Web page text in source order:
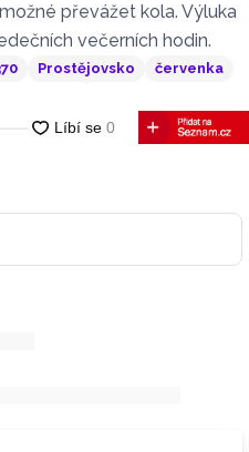
převážet kola. Výluka
večerních hodin.
Prostějovsko
červenka